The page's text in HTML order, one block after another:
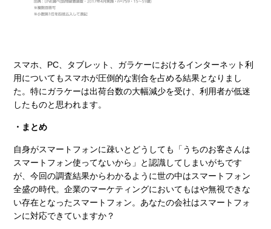
スマホ、PC、タブレット、ガラケーにおけるインターネット利
用についてもスマホが圧倒的な割合を占める結果となりまし
た。特にガラケーは出荷台数の大幅減少を受け、利用者が低迷
したものと思われます。
・まとめ
自身がスマートフォンに疎いとどうしても「うちのお客さんは
スマートフォン使ってないから」と認識してしまいがちです
が、今回の調査結果からわかるように世の中はスマートフォン
全盛の時代。企業のマーケティングにおいてもはや無視できな
い存在となったスマートフォン。あなたの会社はスマートフォ
ンに対応できていますか？